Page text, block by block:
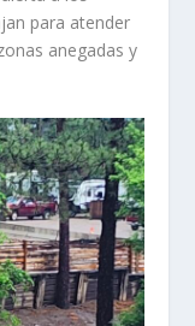
para atender
anegadas y